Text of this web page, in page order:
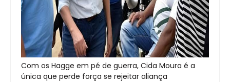
Com os Hagge em pé de guerra, Cida Moura é a
única que perde força se rejeitar aliança